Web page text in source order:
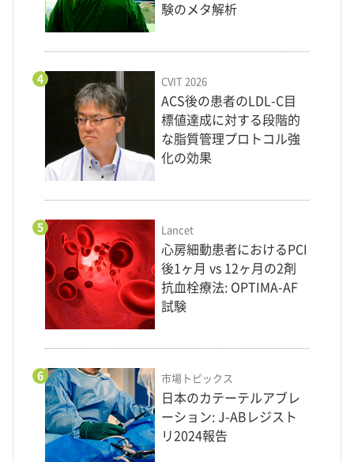
験のメタ解析
4 CVIT 2026
ACS後の患者のLDL-C目
標値達成に対する段階的
な脂質管理プロトコル強
化の効果
5 Lancet
心房細動患者におけるPCI
後1ヶ月 vs 12ヶ月の2剤
抗血栓療法: OPTIMA-AF
試験
6 市場トピックス
日本のカテーテルアブレ
ーション: J-ABレジスト
リ2024報告